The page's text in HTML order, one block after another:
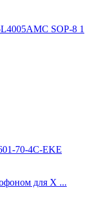
SOP-8 1
70-4C-EKE
для X ...